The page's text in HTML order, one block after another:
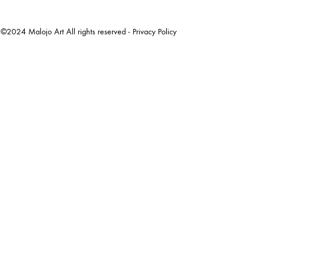
©2024 Malojo Art All rights reserved - Privacy Policy